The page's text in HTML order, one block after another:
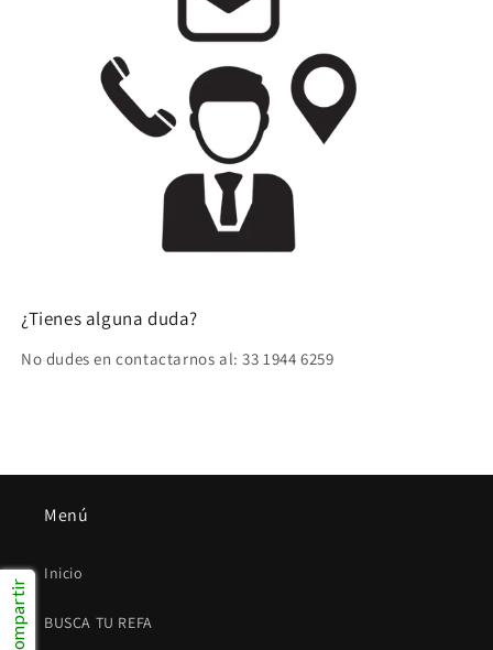
¿Tienes alguna duda?
No dudes en contactarnos al: 33 1944 6259
Menú
Inicio
BUSCA TU REFA
Compartir